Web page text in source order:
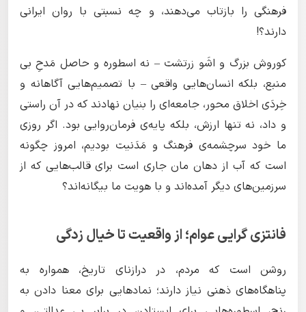
فرهنگی را بازتاب می‌دهند، و چه نسبتی با روان ایرانی
دارند؟!
کوروش بزرگ و اشَو زرتشت – نه اسطوره و حاصل مَدحِ بی
منبع، بلکه انسان‌هایی واقعی – با تصمیم‌هایی آگاهانه و
خِردَی اخلاق محور، جامعه‌ای را بنیان نهادند که در آن راستی
و داد، نه تنها ارزش، بلکه پایه‌ی فرمان‌روایی بود. اگر روزی
ما خود سرچشمه‌ی فرهنگ و مَدَنیت بودیم، امروز چگونه
است که آب از دهان مان جاری است برای قالب‌هایی که از
سرزمین‌های دیگر آمده‌اند و با هویت ما بیگانه‌اند؟
فانتزی گرایی عوام؛ از واقعیت تا خیال زدگی
روشن است که مردم، در درازنای تاریخ، همواره به
پناهگاه‌های ذهنی نیاز دارند؛ نمادهایی برای معنا دادن به